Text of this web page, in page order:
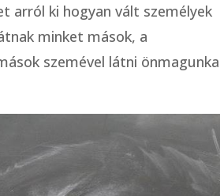
arról ki hogyan vált személyek
minket mások, a
szemével látni